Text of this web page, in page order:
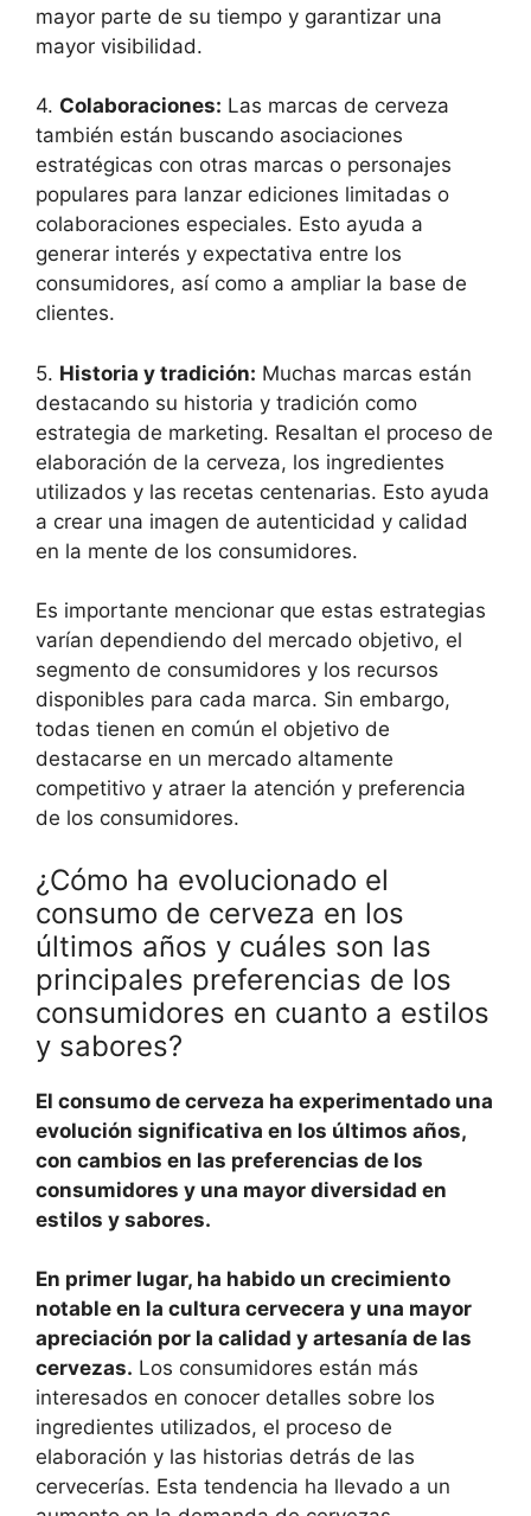
mayor parte de su tiempo y garantizar una
mayor visibilidad.
4. Colaboraciones: Las marcas de cerveza
también están buscando asociaciones
estratégicas con otras marcas o personajes
populares para lanzar ediciones limitadas o
colaboraciones especiales. Esto ayuda a
generar interés y expectativa entre los
consumidores, así como a ampliar la base de
clientes.
5. Historia y tradición: Muchas marcas están
destacando su historia y tradición como
estrategia de marketing. Resaltan el proceso de
elaboración de la cerveza, los ingredientes
utilizados y las recetas centenarias. Esto ayuda
a crear una imagen de autenticidad y calidad
en la mente de los consumidores.
Es importante mencionar que estas estrategias
varían dependiendo del mercado objetivo, el
segmento de consumidores y los recursos
disponibles para cada marca. Sin embargo,
todas tienen en común el objetivo de
destacarse en un mercado altamente
competitivo y atraer la atención y preferencia
de los consumidores.
¿Cómo ha evolucionado el
consumo de cerveza en los
últimos años y cuáles son las
principales preferencias de los
consumidores en cuanto a estilos
y sabores?
El consumo de cerveza ha experimentado una
evolución significativa en los últimos años,
con cambios en las preferencias de los
consumidores y una mayor diversidad en
estilos y sabores.
En primer lugar, ha habido un crecimiento
notable en la cultura cervecera y una mayor
apreciación por la calidad y artesanía de las
cervezas. Los consumidores están más
interesados en conocer detalles sobre los
ingredientes utilizados, el proceso de
elaboración y las historias detrás de las
cervecerías. Esta tendencia ha llevado a un